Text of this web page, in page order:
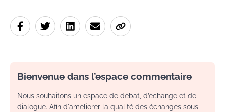
Bienvenue dans l’espace commentaire
Nous souhaitons un espace de débat, d’échange et de
dialogue. Afin d'améliorer la qualité des échanges sous